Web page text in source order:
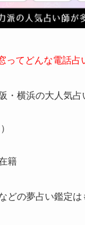
ってどんな電話
横浜の大人気占
籍
どの夢占い鑑定